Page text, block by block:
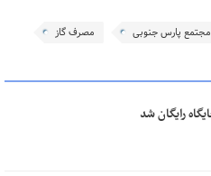
مجتمع پارس جنوبی مصرف گاز